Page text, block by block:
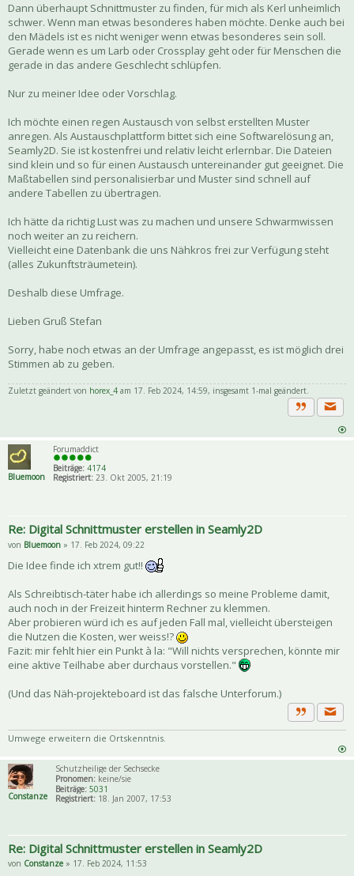
Dann überhaupt Schnittmuster zu finden, für mich als Kerl unheimlich
schwer. Wenn man etwas besonderes haben möchte. Denke auch bei
den Mädels ist es nicht weniger wenn etwas besonderes sein soll.
Gerade wenn es um Larb oder Crossplay geht oder für Menschen die
gerade in das andere Geschlecht schlüpfen.
Nur zu meiner Idee oder Vorschlag.
Ich möchte einen regen Austausch von selbst erstellten Muster
anregen. Als Austauschplattform bittet sich eine Softwarelösung an,
Seamly2D. Sie ist kostenfrei und relativ leicht erlernbar. Die Dateien
sind klein und so für einen Austausch untereinander gut geeignet. Die
Maßtabellen sind personalisierbar und Muster sind schnell auf
andere Tabellen zu übertragen.
Ich hätte da richtig Lust was zu machen und unsere Schwarmwissen
noch weiter an zu reichern.
Vielleicht eine Datenbank die uns Nähkros frei zur Verfügung steht
(alles Zukunftsträumetein).
Deshalb diese Umfrage.
Lieben Gruß Stefan
Sorry, habe noch etwas an der Umfrage angepasst, es ist möglich drei
Stimmen ab zu geben.
Zuletzt geändert von horex_4 am 17. Feb 2024, 14:59, insgesamt 1-mal geändert.
Zitat
Bluemoon
Forumaddict
Beiträge: 4174
Registriert: 23. Okt 2005, 21:19
Re: Digital Schnittmuster erstellen in Seamly2D
von Bluemoon » 17. Feb 2024, 09:22
Die Idee finde ich xtrem gut!!
Als Schreibtisch-täter habe ich allerdings so meine Probleme damit,
auch noch in der Freizeit hinterm Rechner zu klemmen.
Aber probieren würd ich es auf jeden Fall mal, vielleicht übersteigen
die Nutzen die Kosten, wer weiss!?
Fazit: mir fehlt hier ein Punkt à la: "Will nichts versprechen, könnte mir
eine aktive Teilhabe aber durchaus vorstellen."
(Und das Näh-projekteboard ist das falsche Unterforum.)
Zitat
Umwege erweitern die Ortskenntnis.
Constanze
Schutzheilige der Sechsecke
Pronomen: keine/sie
Beiträge: 5031
Registriert: 18. Jan 2007, 17:53
Re: Digital Schnittmuster erstellen in Seamly2D
von Constanze » 17. Feb 2024, 11:53